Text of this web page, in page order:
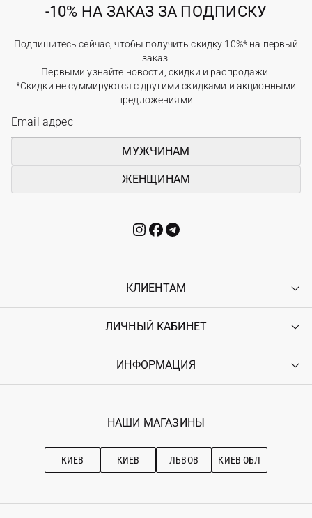
-10% НА ЗАКАЗ ЗА ПОДПИСКУ
Подпишитесь сейчас, чтобы получить скидку 10%* на первый
заказ.
Первыми узнайте новости, скидки и распродажи.
*Скидки не суммируются с другими скидками и акционными
предложениями.
МУЖЧИНАМ
ЖЕНЩИНАМ
КЛИЕНТАМ
Контакты
Возврат
Гарантия
ЛИЧНЫЙ КАБИНЕТ
Войти
Ostriv Club+
ИНФОРМАЦИЯ
Наши магазини
Рекомендации по уходу
НАШИ МАГАЗИНЫ
КИЕВ КИЕВ ЛЬВОВ КИЕВ ОБЛ